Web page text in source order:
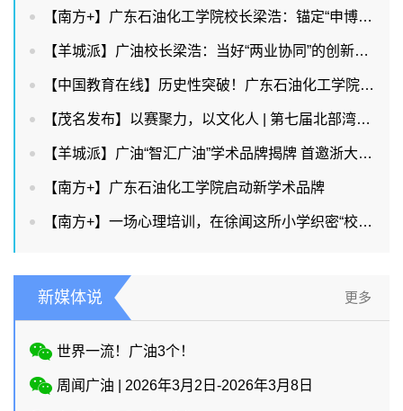
【南方+】广东石油化工学院校长梁浩：锚定“申博改大”目标，持续提升服务能级
【羊城派】广油校长梁浩：当好“两业协同”的创新策源者和人才供给者
【中国教育在线】历史性突破！广东石油化工学院首获省教学成果奖特等奖，多项数据创新高！
【茂名发布】以赛聚力，以文化人 | 第七届北部湾城市群冼夫人文化宣传大使选拔赛启动
【羊城派】广油“智汇广油”学术品牌揭牌 首邀浙大教授鲍虎军解读AI
【南方+】广东石油化工学院启动新学术品牌
【南方+】一场心理培训，在徐闻这所小学织密“校家医”防护网
新媒体说 更多
世界一流！广油3个！
周闻广油 | 2026年3月2日-2026年3月8日